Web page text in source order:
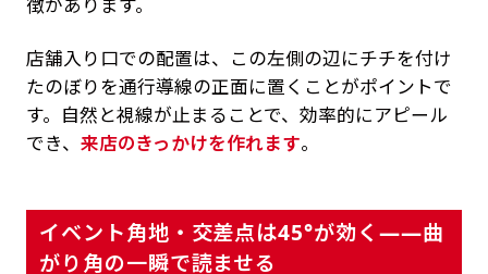
店舗入り口での配置は、この左側の辺にチチを付け
たのぼりを通行導線の正面に置くことがポイントで
す。自然と視線が止まることで、効率的にアピール
でき、 来店のきっかけを作れます。
イベント角地・交差点は45°が効く——曲
がり角の一瞬で読ませる